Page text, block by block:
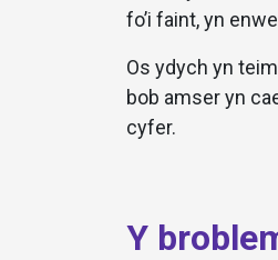
fo’i faint, yn
Os ydych yn
bob amser yn
cyfer.
Y